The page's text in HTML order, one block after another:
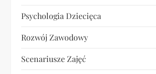
Psychologia Dziecięca
Rozwój Zawodowy
Scenariusze Zajęć